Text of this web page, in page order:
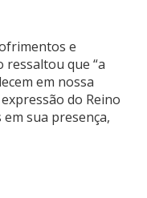
e
ressaltou que “a
em nossa
do Reino
sua presença,